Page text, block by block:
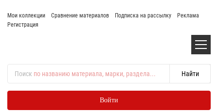
Мои коллекции Сравнение материалов Подписка на рассылку
Реклама
Регистрация
Поиск по названию материала, марки, раздела...
Войти